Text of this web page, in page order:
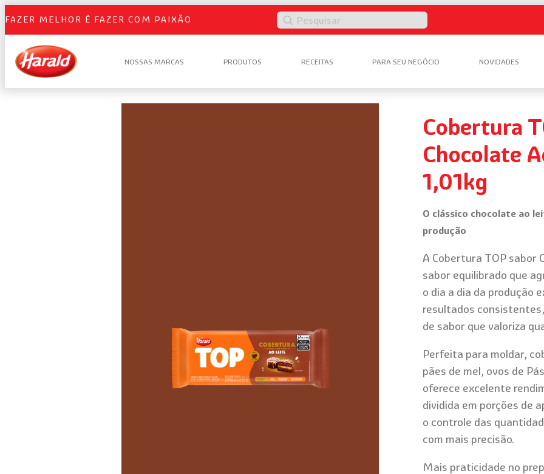
FAZER MELHOR É FAZER COM PAIXÃO Pesquisar
NOSSAS MARCAS PRODUTOS RECEITAS PARA SEU NEGÓCIO NOVIDADES
Cobertura
Chocolate
1,01kg
O clássico chocolate ao
produção
A Cobertura TOP sabor
sabor equilibrado que
o dia a dia da produção
resultados
de sabor que valoriza
Perfeita para moldar,
pães de mel, ovos de
oferece excelente
dividida em porções de
o controle das
com mais precisão.
Mais praticidade no